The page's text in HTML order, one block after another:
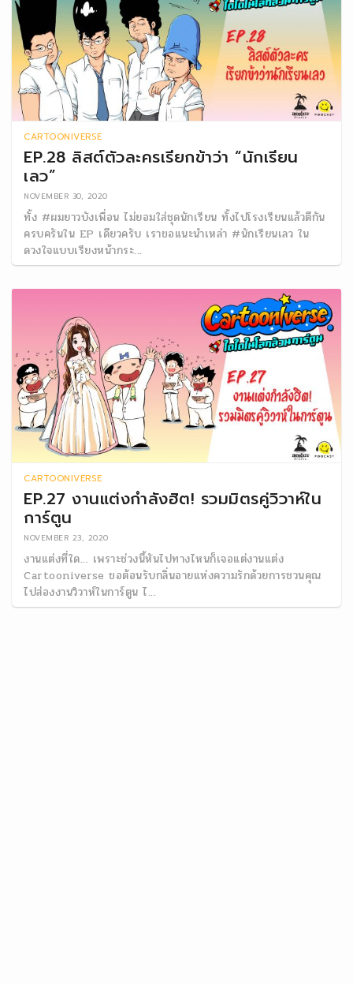
CARTOONIVERSE
EP.28 ลิสต์ตัวละครเรียกข้าว่า “นักเรียน
เลว”
NOVEMBER 30, 2020
ทั้ง #ผมยาวบังเพื่อน ไม่ยอมใส่ชุดนักเรียน ทั้งไปโรงเรียนแล้วตีกัน
ครบครันใน EP เดียวครับ เราขอแนะนำเหล่า #นักเรียนเลว ใน
ดวงใจแบบเรียงหน้ากระ...
CARTOONIVERSE
EP.27 งานแต่งกำลังฮิต! รวมมิตรคู่วิวาห์ใน
การ์ตูน
NOVEMBER 23, 2020
งานแต่งที่ใด… เพราะช่วงนี้หันไปทางไหนก็เจอแต่งานแต่ง
Cartooniverse ขอต้อนรับกลิ่นอายแห่งความรักด้วยการชวนคุณ
ไปส่องงานวิวาห์ในการ์ตูน ไ...